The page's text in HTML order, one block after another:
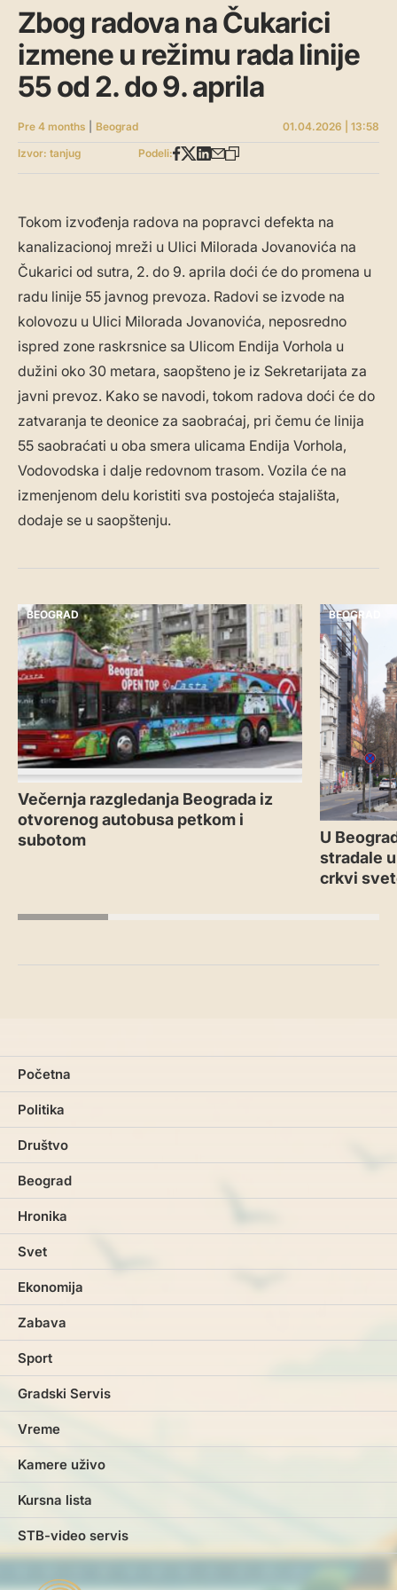
Zbog radova na Čukarici
izmene u režimu rada linije
55 od 2. do 9. aprila
Pre 4 months Beograd
01.04.2026 | 13:58
Izvor: tanjug
Podeli:
Tokom izvođenja radova na popravci defekta na
kanalizacionoj mreži u Ulici Milorada Jovanovića na
Čukarici od sutra, 2. do 9. aprila doći će do promena u
radu linije 55 javnog prevoza. Radovi se izvode na
kolovozu u Ulici Milorada Jovanovića, neposredno
ispred zone raskrsnice sa Ulicom Endija Vorhola u
dužini oko 30 metara, saopšteno je iz Sekretarijata za
javni prevoz. Kako se navodi, tokom radova doći će do
zatvaranja te deonice za saobraćaj, pri čemu će linija
55 saobraćati u oba smera ulicama Endija Vorhola,
Vodovodska i dalje redovnom trasom. Vozila će na
izmenjenom delu koristiti sva postojeća stajališta,
dodaje se u saopštenju.
BEOGRAD
Večernja razgledanja Beograda iz
otvorenog autobusa petkom i
subotom
BEOGRAD
U
stradale
crkvi
Početna
Politika
Društvo
Beograd
Hronika
Svet
Ekonomija
Zabava
Sport
Gradski Servis
Vreme
Kamere uživo
Kursna lista
STB-video servis